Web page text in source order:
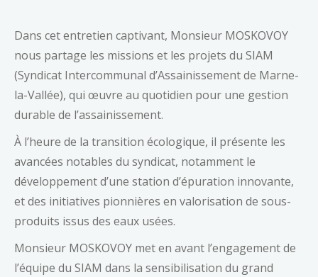
Dans cet entretien captivant, Monsieur MOSKOVOY
nous partage les missions et les projets du SIAM
(Syndicat Intercommunal d’Assainissement de Marne-
la-Vallée), qui œuvre au quotidien pour une gestion
durable de l’assainissement.
À l’heure de la transition écologique, il présente les
avancées notables du syndicat, notamment le
développement d’une station d’épuration innovante,
et des initiatives pionnières en valorisation de sous-
produits issus des eaux usées.
Monsieur MOSKOVOY met en avant l’engagement de
l’équipe du SIAM dans la sensibilisation du grand